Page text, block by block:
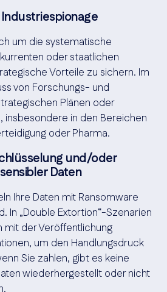
um die systematische
oder staatlichen
Vorteile zu sichern. Im
von Forschungs- und
Plänen oder
insbesondere in den Bereichen
oder Pharma.
und/oder
Daten
Ihre Daten mit Ransomware
In „Double Extortion“-Szenarien
mit der Veröffentlichung
um den Handlungsdruck
Sie zahlen, gibt es keine
wiederhergestellt oder nicht